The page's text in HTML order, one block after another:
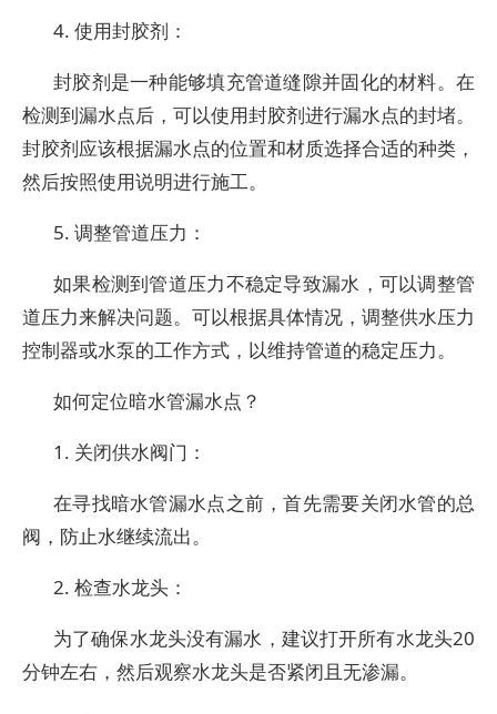
4. 使用封胶剂：
封胶剂是一种能够填充管道缝隙并固化的材料。在
检测到漏水点后，可以使用封胶剂进行漏水点的封堵。
封胶剂应该根据漏水点的位置和材质选择合适的种类，
然后按照使用说明进行施工。
5. 调整管道压力：
如果检测到管道压力不稳定导致漏水，可以调整管
道压力来解决问题。可以根据具体情况，调整供水压力
控制器或水泵的工作方式，以维持管道的稳定压力。
如何定位暗水管漏水点？
1. 关闭供水阀门：
在寻找暗水管漏水点之前，首先需要关闭水管的总
阀，防止水继续流出。
2. 检查水龙头：
为了确保水龙头没有漏水，建议打开所有水龙头20
分钟左右，然后观察水龙头是否紧闭且无渗漏。